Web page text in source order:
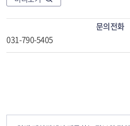
문의전화
031-790-5405